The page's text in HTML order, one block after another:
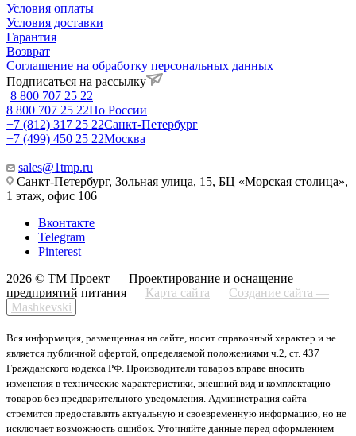
Условия оплаты
Условия доставки
Гарантия
Возврат
Соглашение на обработку персональных данных
Подписаться на рассылку
8 800 707 25 22
8 800 707 25 22По России
+7 (812) 317 25 22Санкт-Петербург
+7 (499) 450 25 22Москва
sales@1tmp.ru
Санкт-Петербург, Зольная улица, 15, БЦ «Морская столица»,
1 этаж, офис 106
Вконтакте
Telegram
Pinterest
2026 © ТМ Проект — Проектирование и оснащение
предприятий питания
Карта сайта
Создание сайта —
Mashkevski
Вся информация, размещенная на сайте, носит справочный характер и не
является публичной офертой, определяемой положениями ч.2, ст. 437
Гражданского кодекса РФ. Производители товаров вправе вносить
изменения в технические характеристики, внешний вид и комплектацию
товаров без предварительного уведомления. Администрация сайта
стремится предоставлять актуальную и своевременную информацию, но не
исключает возможность ошибок. Уточняйте данные перед оформлением